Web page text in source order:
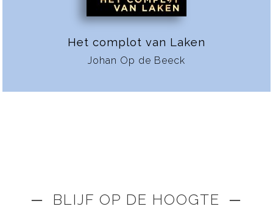
Het complot van Laken
Johan Op de Beeck
─ BLIJF OP DE HOOGTE ─